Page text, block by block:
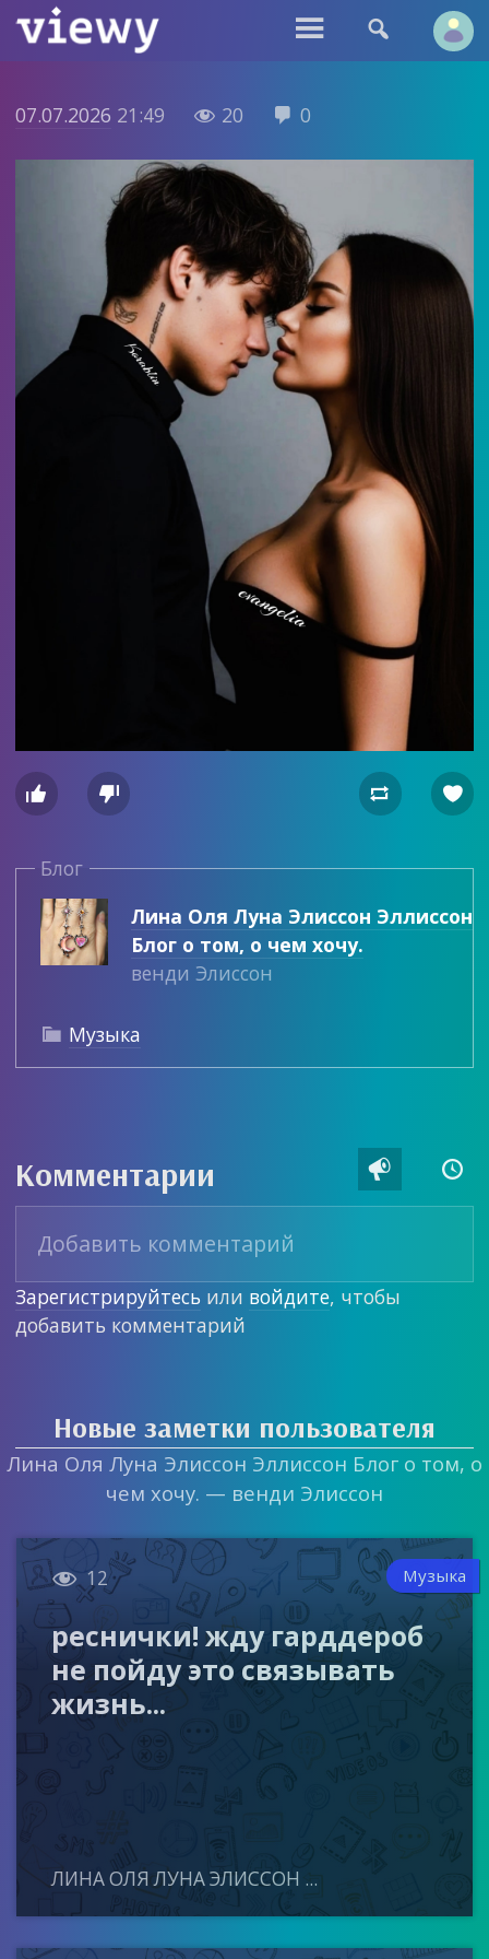
 
07.07.2026 21:49  20  0
   
Блог
Лина Оля Луна Элиссон Эллиссон
Блог о том, о чем хочу.
венди Элиссон
 Музыка
Комментарии  
Зарегистрируйтесь или войдите, чтобы
добавить комментарий
Новые заметки пользователя
Лина Оля Луна Элиссон Эллиссон Блог о том, о
чем хочу. — венди Элиссон
 12 Музыка
реснички! жду гарддероб
не пойду это связывать
жизнь...
ЛИНА ОЛЯ ЛУНА ЭЛИССОН ...